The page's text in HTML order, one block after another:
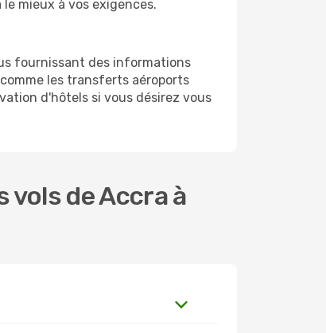
mieux à vos exigences.
fournissant des informations
les transferts aéroports
d'hôtels si vous désirez vous
de Accra à